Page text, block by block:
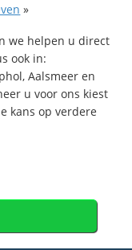
»
we helpen u direct
ook in:
Aalsmeer en
u voor ons kiest
kans op verdere